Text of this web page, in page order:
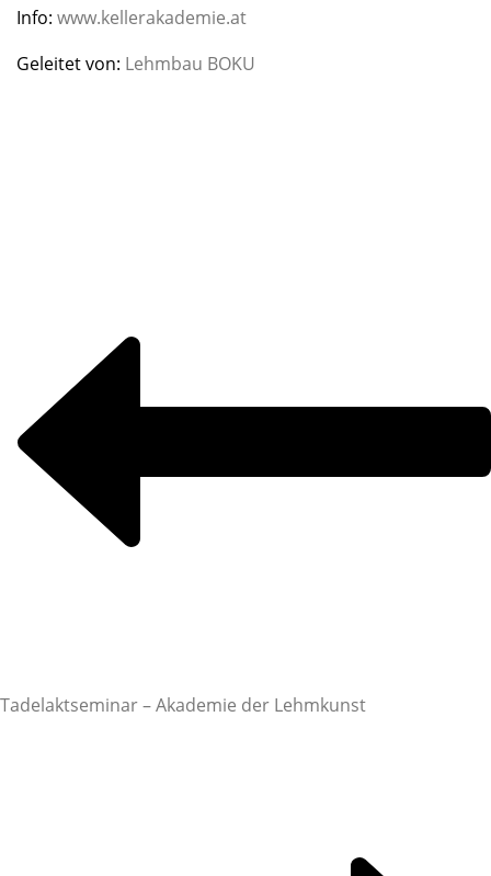
Info: www.kellerakademie.at
Geleitet von: Lehmbau BOKU
Tadelaktseminar – Akademie der Lehmkunst